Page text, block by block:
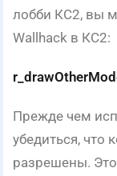
лобби КС2, вы
Wallhack в КС2:
Прежде чем
убедиться, что
разрешены.